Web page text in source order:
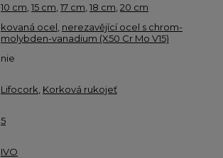
10 cm 15 cm 17 cm 18 cm 20 cm
kovaná ocel nerezavějící ocel s chrom-
molybden-vanadium (X50 Cr Mo V15)
nie
Lifocork Korková rukojeť
5
IVO